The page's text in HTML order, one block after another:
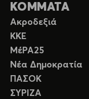
ΚΟΜΜΑΤΑ
Ακροδεξιά
ΚΚΕ
ΜέΡΑ25
Νέα Δημοκρατία
ΠΑΣΟΚ
ΣΥΡΙΖΑ